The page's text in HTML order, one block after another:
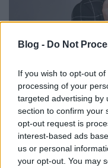
Blog - Do Not
If you wish to opt-out
processing of your
targeted advertising by
section to confirm your
opt-out request is
interest-based ads
us or personal
your opt-out. You may
Péterfy Bori,
Freddie és
A Dalszerzők
Recorder.hu•2018.